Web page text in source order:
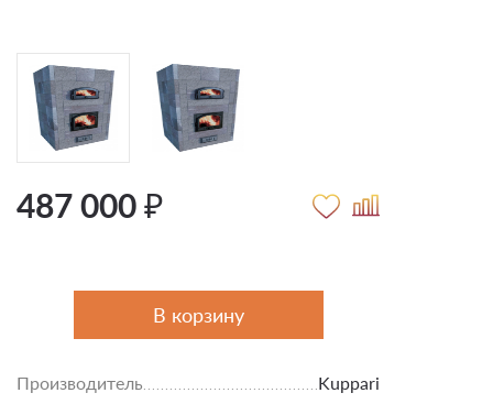
487 000 ₽
В корзину
Производитель
Kuppari